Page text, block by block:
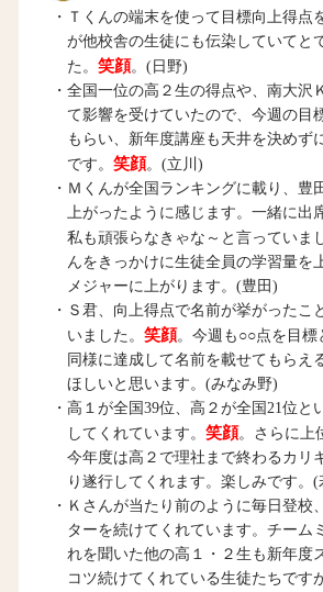
・Ｔくんの端末を使って目標向上得点
が他校舎の生徒にも伝染していてと
た。 笑顔。(日野)
・全国一位の高２生の得点や、南大沢
て影響を受けていたので、今週の目
もらい、新年度講座も天井を決めず
です。 笑顔。(立川)
・Ｍくんが全国ランキングに載り、豊
上がったように感じます。一緒に出
私も頑張らなきゃな～と言っていま
んをきっかけに生徒全員の学習量を
メジャーに上がります。(豊田)
・Ｓ君、向上得点で名前が挙がったこ
いました。 笑顔。今週も○○点を目標
同様に達成して名前を載せてもらえ
ほしいと思います。(みなみ野)
・高１が全国39位、高２が全国21位と
してくれています。 笑顔。さらに上
今年度は高２で理社まで終わるカリ
り遂行してくれます。楽しみです。(
・Ｋさんが当たり前のように毎日登校
ターを続けてくれています。チーム
れを聞いた他の高１・２生も新年度
コツ続けてくれている生徒たちです